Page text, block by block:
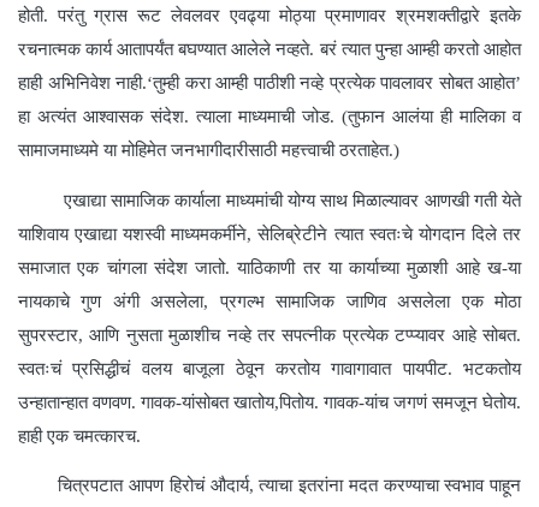
होती. परंतु ग्रास रूट लेवलवर एवढ्या मोठ्या प्रमाणावर श्रमशक्तीद्वारे इतके
रचनात्मक कार्य आतापर्यंत बघण्यात आलेले नव्हते. बरं त्यात पुन्हा आम्ही करतो आहोत
हाही अभिनिवेश नाही.‘तुम्ही करा आम्ही पाठीशी नव्हे प्रत्येक पावलावर सोबत आहोत’
हा अत्यंत आश्वासक संदेश. त्याला माध्यमाची जोड. (तुफान आलंया ही मालिका व
सामाजमाध्यमे या मोहिमेत जनभागीदारीसाठी महत्त्वाची ठरताहेत.)
एखाद्या सामाजिक कार्याला माध्यमांची योग्य साथ मिळाल्यावर आणखी गती येते
याशिवाय एखाद्या यशस्वी माध्यमकर्मीने, सेलिब्रेटीने त्यात स्वतःचे योगदान दिले तर
समाजात एक चांगला संदेश जातो. याठिकाणी तर या कार्याच्या मुळाशी आहे ख-या
नायकाचे गुण अंगी असलेला, प्रगल्भ सामाजिक जाणिव असलेला एक मोठा
सुपरस्टार, आणि नुसता मुळाशीच नव्हे तर सपत्नीक प्रत्येक टप्प्यावर आहे सोबत.
स्वतःचं प्रसिद्धीचं वलय बाजूला ठेवून करतोय गावागावात पायपीट. भटकतोय
उन्हातान्हात वणवण. गावक-यांसोबत खातोय,पितोय. गावक-यांच जगणं समजून घेतोय.
हाही एक चमत्कारच.
चित्रपटात आपण हिरोचं औदार्य, त्याचा इतरांना मदत करण्याचा स्वभाव पाहून